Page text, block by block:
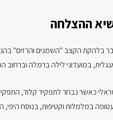
ההצלחה
במועדוני לילה ברמלה
כאשר נבחר לתפקיד קלוד, התפקיד
במלמלות וקטיפות, בנוסח